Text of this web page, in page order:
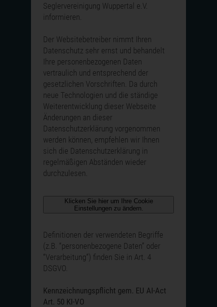
Seglervereinigung Wuppertal e.V.
informieren.
Der Websitebetreiber nimmt Ihren
Datenschutz sehr ernst und behandelt
Ihre personenbezogenen Daten
vertraulich und entsprechend der
gesetzlichen Vorschriften. Da durch
neue Technologien und die ständige
Weiterentwicklung dieser Webseite
Änderungen an dieser
Datenschutzerklärung vorgenommen
werden können, empfehlen wir Ihnen
sich die Datenschutzerklärung in
regelmäßigen Abständen wieder
durchzulesen.
Klicken Sie hier um Ihre Cookie
Einstellungen zu ändern.
Definitionen der verwendeten Begriffe
(z.B. “personenbezogene Daten” oder
“Verarbeitung”) finden Sie in Art. 4
DSGVO.
Kennzeichnungspflicht gem. EU AI-Act
Art. 50 KI-VO